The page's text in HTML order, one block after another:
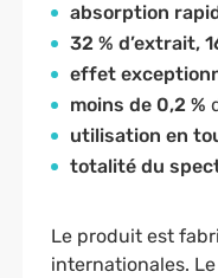
absorption
32 % d’extrait,
effet
moins de 0,2 %
utilisation en
totalité du
Le produit est
internationales.